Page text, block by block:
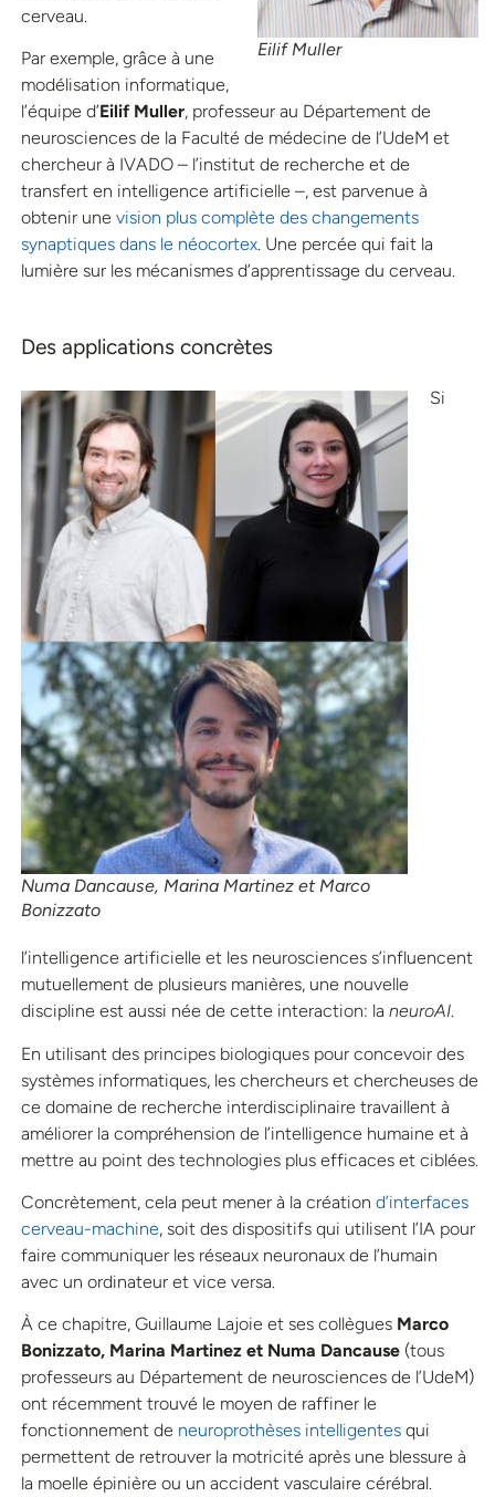
Eilif Muller
cerveau.
Par exemple, grâce à une
modélisation informatique,
l’équipe d’Eilif Muller, professeur au Département de
neurosciences de la Faculté de médecine de l’UdeM et
chercheur à IVADO – l’institut de recherche et de
transfert en intelligence artificielle –, est parvenue à
obtenir une vision plus complète des changements
synaptiques dans le néocortex. Une percée qui fait la
lumière sur les mécanismes d’apprentissage du cerveau.
Des applications concrètes
Numa Dancause, Marina Martinez et Marco
Bonizzato
Si
l’intelligence artificielle et les neurosciences s’influencent
mutuellement de plusieurs manières, une nouvelle
discipline est aussi née de cette interaction: la neuroAI.
En utilisant des principes biologiques pour concevoir des
systèmes informatiques, les chercheurs et chercheuses de
ce domaine de recherche interdisciplinaire travaillent à
améliorer la compréhension de l’intelligence humaine et à
mettre au point des technologies plus efficaces et ciblées.
Concrètement, cela peut mener à la création d’interfaces
cerveau-machine, soit des dispositifs qui utilisent l’IA pour
faire communiquer les réseaux neuronaux de l’humain
avec un ordinateur et vice versa.
À ce chapitre, Guillaume Lajoie et ses collègues Marco
Bonizzato, Marina Martinez et Numa Dancause (tous
professeurs au Département de neurosciences de l’UdeM)
ont récemment trouvé le moyen de raffiner le
fonctionnement de neuroprothèses intelligentes qui
permettent de retrouver la motricité après une blessure à
la moelle épinière ou un accident vasculaire cérébral.